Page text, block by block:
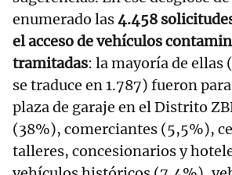
enumerado las4.458
el acceso de vehículos
tramitadas: la mayoría de ellas
se traduce en 1.787) fueron
plaza de garaje en el Distrito
(38%), comerciantes (5,5%),
talleres, concesionarios y